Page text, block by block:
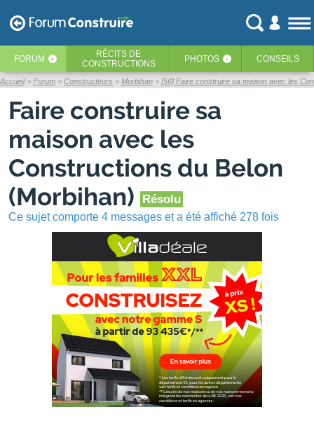
FORUM ‹ RÉCITS DE
CONSTRUCTIONS
PHOTOS ‹ CONSEILS
Accueil Forum Constructeurs Morbihan [56] Faire construire sa maison avec les
Faire construire sa
maison avec les
Constructions du Belon
(Morbihan)
Résolu
Ce sujet comporte 4 messages et a été affiché 278 fois